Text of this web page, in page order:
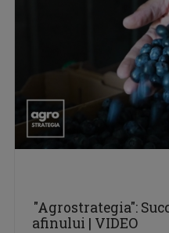
"Agrostrategia":
afinului | VIDEO